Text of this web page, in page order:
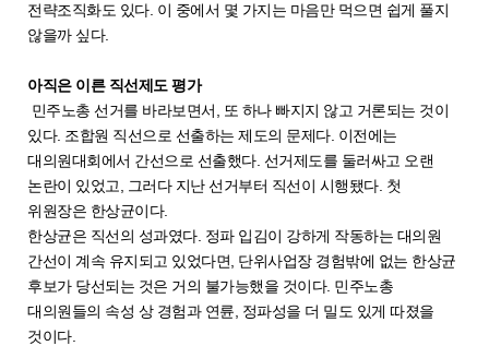
전략조직화도 있다. 이 중에서 몇 가지는 마음만 먹으면 쉽게 풀지
않을까 싶다.
아직은 이른 직선제도 평가
민주노총 선거를 바라보면서, 또 하나 빠지지 않고 거론되는 것이
있다. 조합원 직선으로 선출하는 제도의 문제다. 이전에는
대의원대회에서 간선으로 선출했다. 선거제도를 둘러싸고 오랜
논란이 있었고, 그러다 지난 선거부터 직선이 시행됐다. 첫
위원장은 한상균이다.
한상균은 직선의 성과였다. 정파 입김이 강하게 작동하는 대의원
간선이 계속 유지되고 있었다면, 단위사업장 경험밖에 없는 한상균
후보가 당선되는 것은 거의 불가능했을 것이다. 민주노총
대의원들의 속성 상 경험과 연륜, 정파성을 더 밀도 있게 따졌을
것이다.